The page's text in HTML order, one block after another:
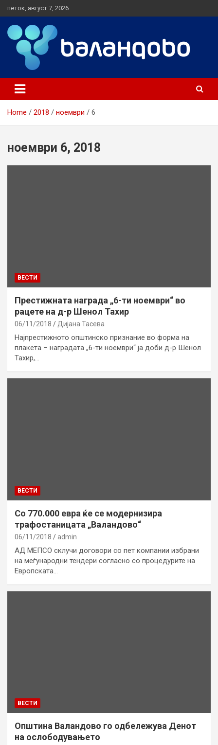
k
o
t
петок, август 7, 2026
Валандово
Home 2018 ноември 6
ноември 6, 2018
ВЕСТИ
Престижната награда „6-ти ноември“ во
рацете на д-р Шенол Тахир
06/11/2018 Дијана Тасева
Најпрестижното општинско признание во форма на
плакета – наградата „6-ти ноември“ ја доби д-р Шенол
Тахир,…
ВЕСТИ
Со 770.000 евра ќе се модернизира
трафостаницата „Валандово“
06/11/2018 admin
АД МЕПСО склучи договори со пет компании избрани
на меѓународни тендери согласно со процедурите на
Европската…
ВЕСТИ
Општина Валандово го одбележува Денот
на ослободувањето